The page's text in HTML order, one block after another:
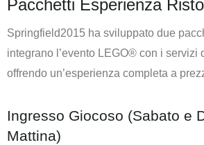
Pacchetti Esperienza
Springfield2015 ha sviluppato due
integrano l’evento LEGO® con i servizi
offrendo un’esperienza completa a
Ingresso Giocoso (Sabato e
Mattina)